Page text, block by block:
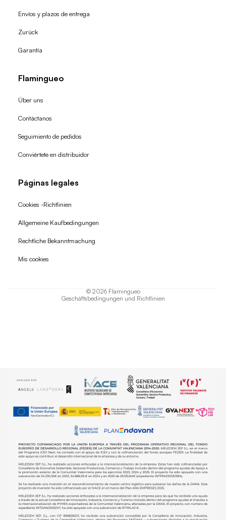
Envíos y plazos de entrega
Zurück
Garantía
Flamingueo
Über uns
Contáctanos
Seguimiento de pedidos
Conviértete en distribuidor
Páginas legales
Cookies -Richtlinien
Allgemeine Kaufbedingungen
Rechtliche Bekanntmachung
Mis cookies
© 2026 Flamingueo
Geschäftsbedingungen und Richtlinien
Widerrufsrecht